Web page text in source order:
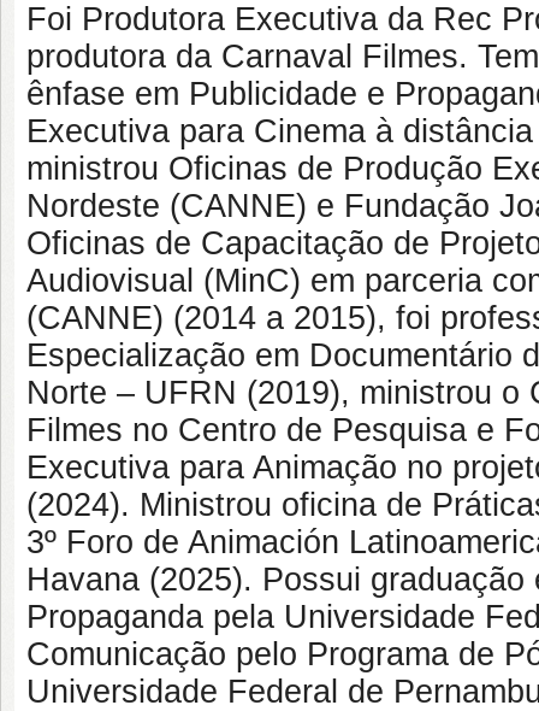
Foi Produtora Executiva da Rec
produtora da Carnaval Filmes.
ênfase em Publicidade e
Executiva para Cinema à
ministrou Oficinas de Produção
Nordeste (CANNE) e Fundação
Oficinas de Capacitação de
Audiovisual (MinC) em parceria
(CANNE) (2014 a 2015), foi
Especialização em Documentário
Norte – UFRN (2019), ministrou o
Filmes no Centro de Pesquisa e
Executiva para Animação no
(2024). Ministrou oficina de
3º Foro de Animación
Havana (2025). Possui
Propaganda pela Universidade
Comunicação pelo Programa de
Universidade Federal de